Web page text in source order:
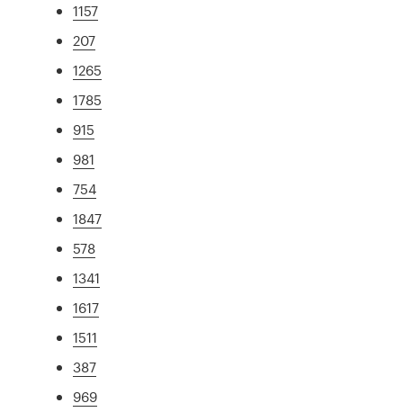
1157
207
1265
1785
915
981
754
1847
578
1341
1617
1511
387
969